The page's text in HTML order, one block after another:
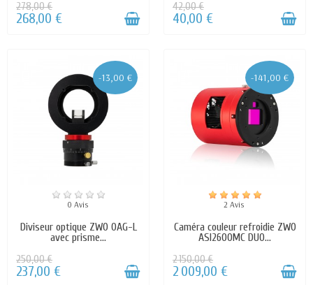
278,00 €
268,00 €
42,00 €
40,00 €
-13,00 €
0 Avis
Diviseur optique ZWO OAG-L
avec prisme...
250,00 €
237,00 €
-141,00 €
2 Avis
Caméra couleur refroidie ZWO
ASI2600MC DUO...
2 150,00 €
2 009,00 €